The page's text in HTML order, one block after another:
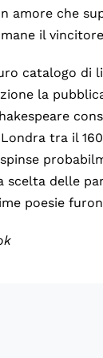
amore che
il
catalogo di
la
tra il
scelta delle
poesie